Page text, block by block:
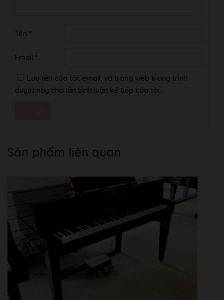
Tên *
Email *
Lưu tên của tôi, email, và trang web trong trình
duyệt này cho lần bình luận kế tiếp của tôi.
Sản phẩm liên quan